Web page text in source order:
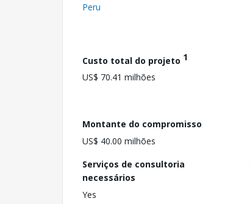
Peru
Custo total do projeto 1
US$ 70.41 milhões
Montante do compromisso
US$ 40.00 milhões
Serviços de consultoria
necessários
Yes